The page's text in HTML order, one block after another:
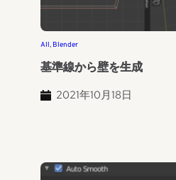
All, Blender
基準線から壁を生成
2021年10月18日